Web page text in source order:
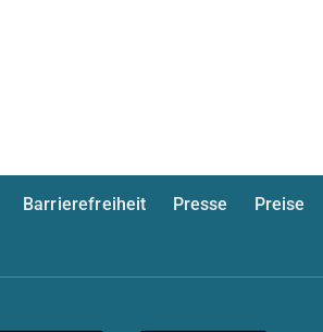
Barrierefreiheit Presse Preise